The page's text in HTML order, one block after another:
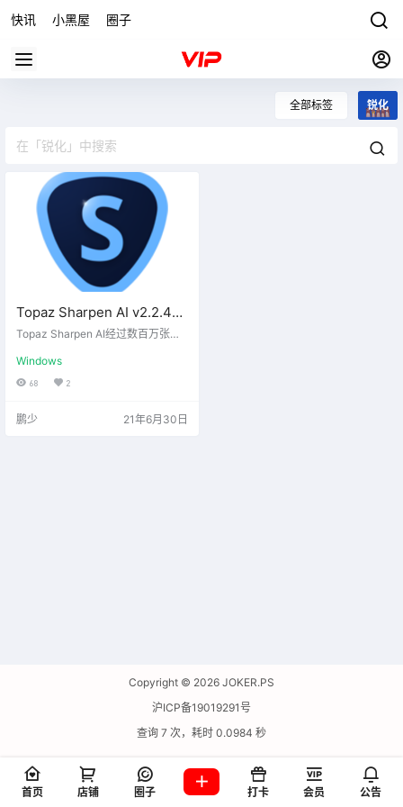
快讯 小黑屋 圈子
全部标签 锐化
Topaz Sharpen AI v2.2.4图
片智能防抖清晰锐化汉化版
Topaz Sharpen AI经过数百万张图
声的特征，然后只增强细节。在某
些情况下，它甚至可以恢复图像详
用的：大多数图像都从相机中直接
Windows
68 2
鹏少 21年6月30日
Copyright © 2026 JOKER.PS
沪ICP备19019291号
查询 7 次，耗时 0.0984 秒
首页 店铺 圈子 打卡 会员 公告